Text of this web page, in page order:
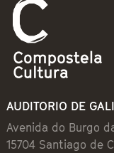
AUDITORIO DE
Avenida do Burgo
15704 Santiago de